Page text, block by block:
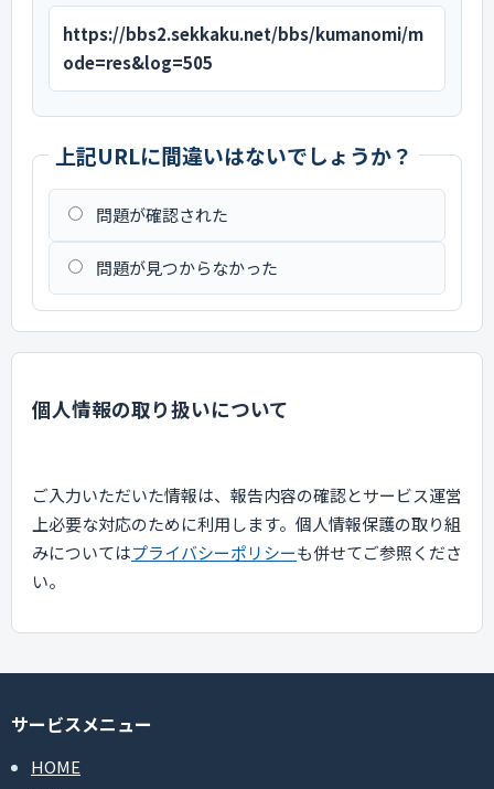
https://bbs2.sekkaku.net/bbs/kumanomi/m
ode=res&log=505
上記URLに間違いはないでしょうか？
問題が確認された
問題が見つからなかった
個人情報の取り扱いについて
ご入力いただいた情報は、報告内容の確認とサービス運営
上必要な対応のために利用します。個人情報保護の取り組
みについてはプライバシーポリシーも併せてご参照くださ
い。
サービスメニュー
HOME